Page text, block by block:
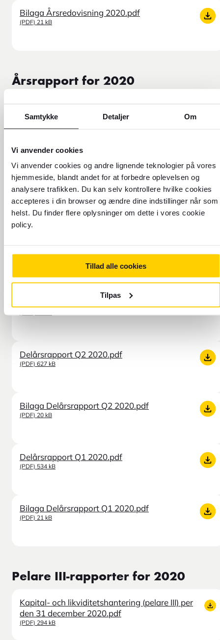
Samtykke Detaljer Om
Vi anvender cookies
Vi anvender cookies og andre lignende teknologier på vores
hjemmeside, blandt andet for at forbedre oplevelsen og
analysere trafikken. Du kan selv kontrollere hvilke cookies
accepteres i din browser og ændre dine indstillinger når som
helst. Du finder flere oplysninger om dette i vores cookie
policy.
Tillad alle cookies
Tilpas
Bilaga Årsredovisning 2020.pdf
(PDF) 21 kB
Årsrapport for 2020
(PDF) 595 kB
(PDF) 18 kB
Delårsrapport for 2020
Delårsrapport Q3 2020.pdf
Delårsrapport Q2 2020.pdf
(PDF) 627 kB
Bilaga Delårsrapport Q2 2020.pdf
(PDF) 20 kB
Delårsrapport Q1 2020.pdf
(PDF) 534 kB
Bilaga Delårsrapport Q1 2020.pdf
(PDF) 21 kB
Pelare III-rapporter for 2020
Kapital- och likviditetshantering (pelare III) per
den 31 december 2020.pdf
(PDF) 294 kB